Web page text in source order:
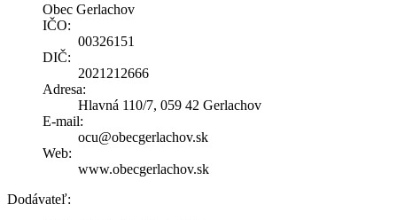
Obec Gerlachov
IČO:
00326151
DIČ:
2021212666
Adresa:
Hlavná 110/7, 059 42 Gerlachov
E-mail:
ocu@obecgerlachov.sk
Web:
www.obecgerlachov.sk
Dodávateľ: